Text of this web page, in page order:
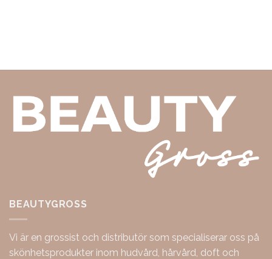
BEAUTYGROSS
Vi är en grossist och distributör som specialiserar oss på
skönhetsprodukter inom hudvård, hårvård, doft och